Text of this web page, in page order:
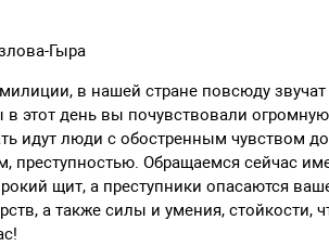
Гыра
в нашей стране повсюду
этот день вы почувствовали
идут люди с обостренным чувством
преступностью. Обращаемся сейчас
щит, а преступники опасаются
а также силы и умения, стойкости,